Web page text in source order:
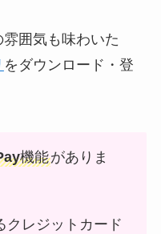
囲気も味わいた
をダウンロード・登
機能がありま
クレジットカード